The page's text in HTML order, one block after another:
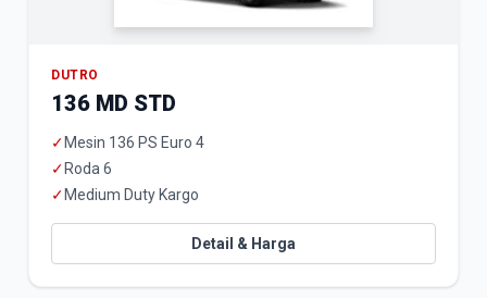
DUTRO
136 MD STD
✓ Mesin 136 PS Euro 4
✓ Roda 6
✓ Medium Duty Kargo
Detail & Harga